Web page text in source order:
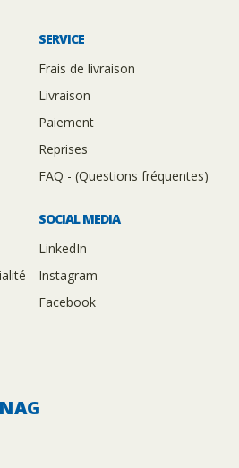
SERVICE
Frais de livraison
Livraison
Paiement
Reprises
FAQ - (Questions fréquentes)
SOCIAL MEDIA
LinkedIn
Instagram
Facebook
AG